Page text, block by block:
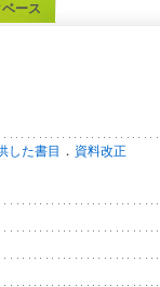
ース
した書目 ． 資料改正